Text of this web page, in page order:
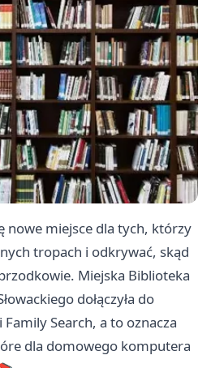
nowe miejsce dla tych, którzy
tropach i odkrywać, skąd
Miejska Biblioteka
dołączyła do
Search, a to oznacza
dla domowego komputera